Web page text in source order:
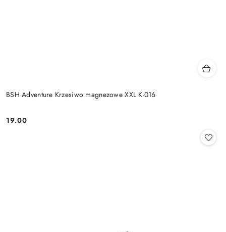
BSH Adventure Krzesiwo magnezowe XXL K-016
Cena:
19.00